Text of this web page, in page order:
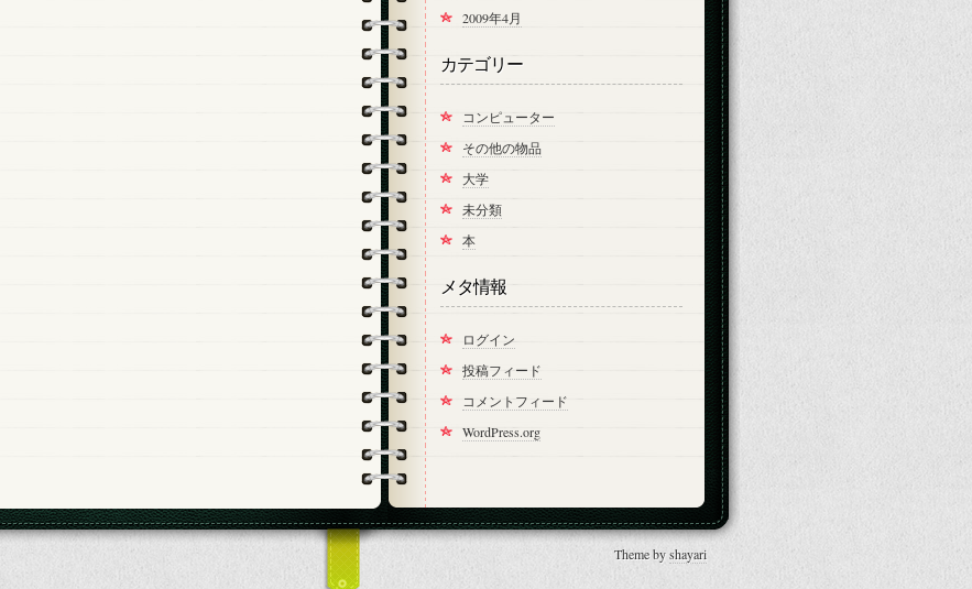
2009年4月
カテゴリー
コンピューター
その他の物品
大学
未分類
本
メタ情報
ログイン
投稿フィード
コメントフィード
WordPress.org
Theme byshayari